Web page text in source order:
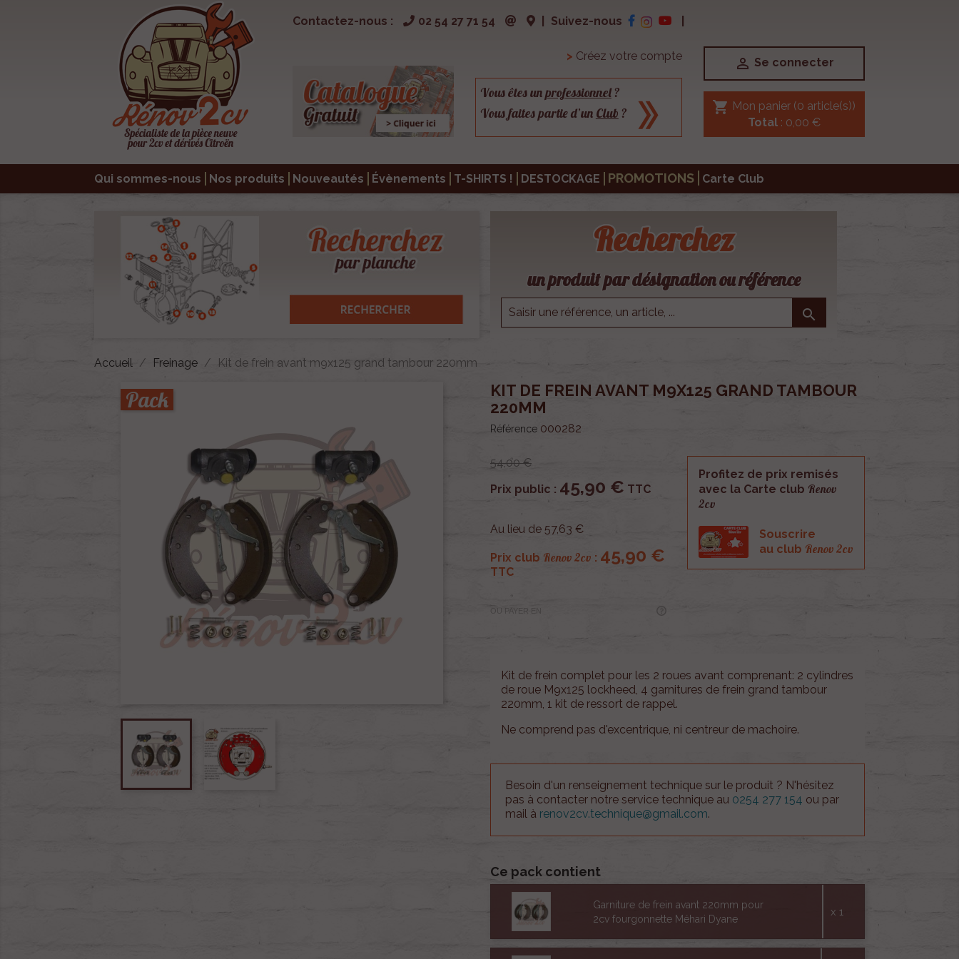
Contactez-nous : 02 54 27 71 54 Suivez-nous
> Créez votre compte
Vous êtes unprofessionnel?
Vous faites partie d’un Club ?
 Se connecter
shopping_cart Mon panier (0 article(s))
Total: 0,00 €
Qui sommes-nous Nos produits Nouveautés Évènements T-SHIRTS ! DESTOCKAGE PROMOTIONS Carte Club
Recherchez
un produit par désignation ou référence

Accueil Freinage Kit de frein avant m9x125 grand tambour 220mm
Pack
KIT DE FREIN AVANT M9X125 GRAND TAMBOUR
220MM
Référence 000282
54,00 €
Prix public : 45,90 € TTC
Au lieu de 57,63 €
Prix club Renov 2cv : 45,90 €
TTC
OU PAYER EN
Profitez de prix remisés
avec la Carte club Renov
2cv
Souscrire
au club Renov 2cv
Kit de frein complet pour les 2 roues avant comprenant: 2 cylindres
de roue M9x125 lockheed, 4 garnitures de frein grand tambour
220mm, 1 kit de ressort de rappel.
Ne comprend pas d'excentrique, ni centreur de machoire.
Besoin d'un renseignement technique sur le produit ? N'hésitez
pas à contacter notre service technique au 0254 277 154 ou par
mail à renov2cv.technique@gmail.com.
Ce pack contient
Garniture de frein avant 220mm pour
2cv fourgonnette Méhari Dyane
x 1